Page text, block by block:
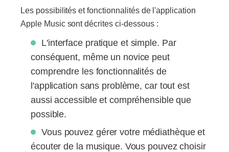
Les possibilités et fonctionnalités de l'application
Apple Music sont décrites ci-dessous :
L'interface pratique et simple. Par
conséquent, même un novice peut
comprendre les fonctionnalités de
l'application sans problème, car tout est
aussi accessible et compréhensible que
possible.
Vous pouvez gérer votre médiathèque et
écouter de la musique. Vous pouvez choisir